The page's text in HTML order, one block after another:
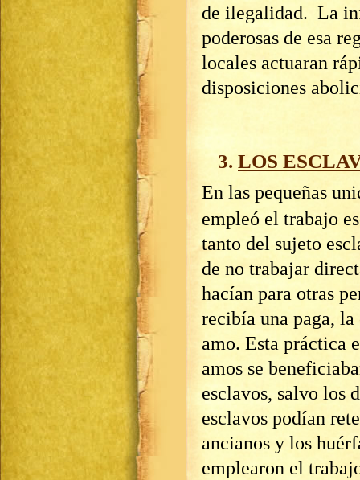
de ilegalidad. La
poderosas de esa
locales actuaran
disposiciones
3. LOS
En las pequeñas
empleó el trabajo
tanto del sujeto
de no trabajar
hacían para otras
recibía una paga,
amo. Esta práctica
amos se
esclavos, salvo los
esclavos podían
ancianos y los
emplearon el